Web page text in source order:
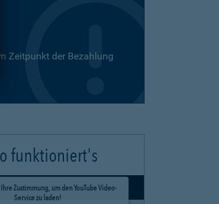
Zeitpunkt der Bezahlung
funktioniert's
Zustimmung, um den YouTube Video-
Service zu laden!